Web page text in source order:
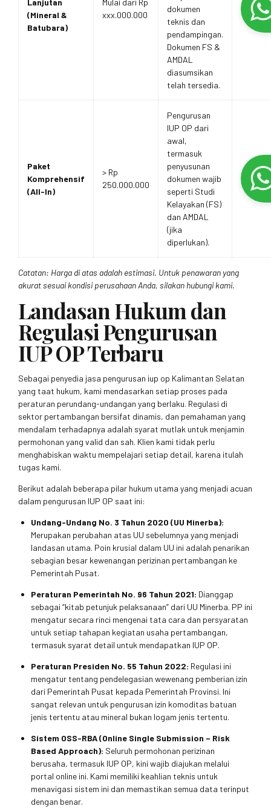
Lanjutan
(Mineral &
Batubara)
Mulai dari Rp
xxx.000.000
dokumen
teknis dan
pendampingan.
Dokumen FS &
AMDAL
diasumsikan
telah tersedia.
Paket
Komprehensif
(All-In)
> Rp
250.000.000
Pengurusan
IUP OP dari
awal,
termasuk
penyusunan
dokumen wajib
seperti Studi
Kelayakan (FS)
dan AMDAL
(jika
diperlukan).
Catatan: Harga di atas adalah estimasi. Untuk penawaran yang
akurat sesuai kondisi perusahaan Anda, silakan hubungi kami.
Landasan Hukum dan
Regulasi Pengurusan
IUP OP Terbaru
Sebagai penyedia jasa pengurusan iup op Kalimantan Selatan
yang taat hukum, kami mendasarkan setiap proses pada
peraturan perundang-undangan yang berlaku. Regulasi di
sektor pertambangan bersifat dinamis, dan pemahaman yang
mendalam terhadapnya adalah syarat mutlak untuk menjamin
permohonan yang valid dan sah. Klien kami tidak perlu
menghabiskan waktu mempelajari setiap detail, karena itulah
tugas kami.
Berikut adalah beberapa pilar hukum utama yang menjadi acuan
dalam pengurusan IUP OP saat ini:
Undang-Undang No. 3 Tahun 2020 (UU Minerba):
Merupakan perubahan atas UU sebelumnya yang menjadi
landasan utama. Poin krusial dalam UU ini adalah penarikan
sebagian besar kewenangan perizinan pertambangan ke
Pemerintah Pusat.
Peraturan Pemerintah No. 96 Tahun 2021: Dianggap
sebagai “kitab petunjuk pelaksanaan” dari UU Minerba. PP ini
mengatur secara rinci mengenai tata cara dan persyaratan
untuk setiap tahapan kegiatan usaha pertambangan,
termasuk syarat detail untuk mendapatkan IUP OP.
Peraturan Presiden No. 55 Tahun 2022: Regulasi ini
mengatur tentang pendelegasian wewenang pemberian izin
dari Pemerintah Pusat kepada Pemerintah Provinsi. Ini
sangat relevan untuk pengurusan izin komoditas batuan
jenis tertentu atau mineral bukan logam jenis tertentu.
Sistem OSS-RBA (Online Single Submission – Risk
Based Approach): Seluruh permohonan perizinan
berusaha, termasuk IUP OP, kini wajib diajukan melalui
portal online ini. Kami memiliki keahlian teknis untuk
menavigasi sistem ini dan memastikan semua data terinput
dengan benar.